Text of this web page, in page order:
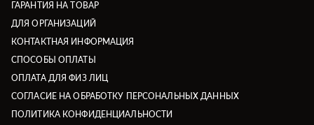
ГАРАНТИЯ НА ТОВАР
ДЛЯ ОРГАНИЗАЦИЙ
КОНТАКТНАЯ ИНФОРМАЦИЯ
СПОСОБЫ ОПЛАТЫ
ОПЛАТА ДЛЯ ФИЗ ЛИЦ
СОГЛАСИЕ НА ОБРАБОТКУ ПЕРСОНАЛЬНЫХ ДАННЫХ
ПОЛИТИКА КОНФИДЕНЦИАЛЬНОСТИ